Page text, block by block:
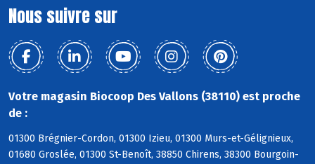
Nous suivre sur
Votre magasin Biocoop Des Vallons (38110) est proche
de :
01300 Brégnier-Cordon, 01300 Izieu, 01300 Murs-et-Gélignieux,
01680 Groslée, 01300 St-Benoît, 38850 Chirens, 38300 Bourgoin-